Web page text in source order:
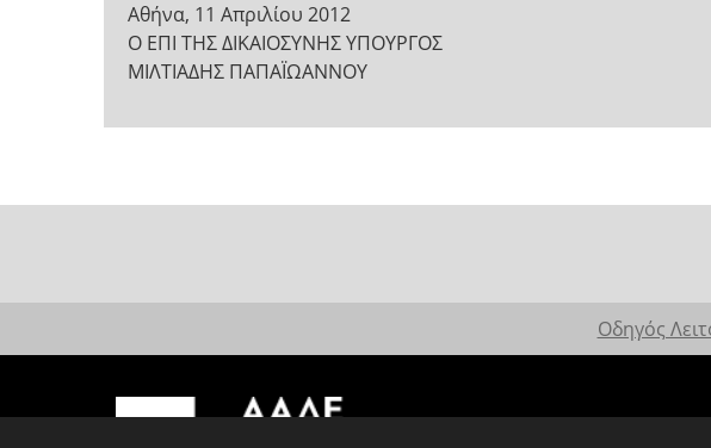
Αθήνα, 11 Απριλίου 2012
Ο ΕΠΙ ΤΗΣ ΔΙΚΑΙΟΣΥΝΗΣ ΥΠΟΥΡΓΟΣ
ΜΙΛΤΙΑΔΗΣ ΠΑΠΑΪΩΑΝΝΟΥ
Οδηγός